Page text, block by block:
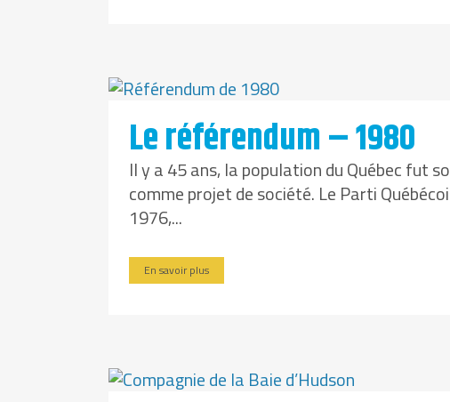
Le référendum – 1980
Il y a 45 ans, la population du Québec fut
comme projet de société. Le Parti
1976,...
En savoir plus